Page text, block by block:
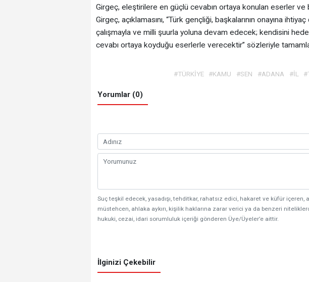
Girgeç, eleştirilere en güçlü cevabın ortaya konulan eserler ve
Girgeç, açıklamasını, “Türk gençliği, başkalarının onayına
çalışmayla ve milli şuurla yoluna devam edecek; kendisini
cevabı ortaya koyduğu eserlerle verecektir” sözleriyle
#TÜRKİYE #KAMU #SEN #ADANA #İL
Yorumlar (0)
Suç teşkil edecek, yasadışı, tehditkar, rahatsız edici, hakaret ve küfür içeren,
müstehcen, ahlaka aykırı, kişilik haklarına zarar verici ya da benzeri
hukuki, cezai, idari sorumluluk içeriği gönderen Üye/Üyeler’e aittir.
İlginizi Çekebilir